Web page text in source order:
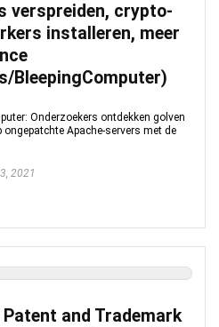
verspreiden, crypto-
installeren, meer
BleepingComputer)
Onderzoekers ontdekken golven
Apache-servers met de
2021
Patent and Trademark